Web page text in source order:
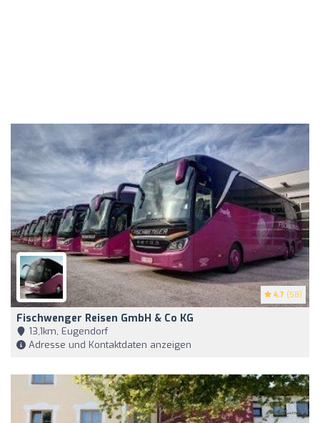
4.7 (58)
Fischwenger Reisen GmbH & Co KG
13,1km, Eugendorf
Adresse und Kontaktdaten anzeigen